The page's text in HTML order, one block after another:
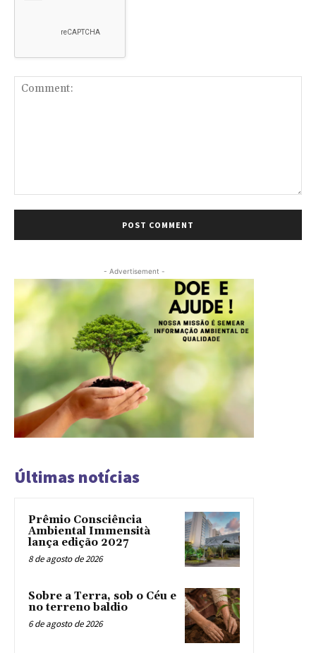
- Advertisement -
Últimas notícias
Prêmio Consciência
Ambiental Immensità
lança edição 2027
8 de agosto de 2026
Sobre a Terra, sob o Céu e
no terreno baldio
6 de agosto de 2026